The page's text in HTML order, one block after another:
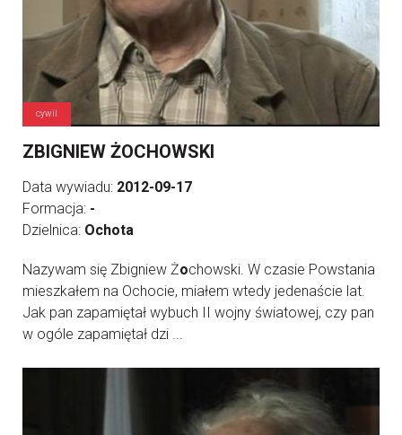
cywil
ZBIGNIEW ŻOCHOWSKI
Data wywiadu: 2012-09-17
Formacja: -
Dzielnica: Ochota
Nazywam się Zbigniew Żochowski. W czasie Powstania
mieszkałem na Ochocie, miałem wtedy jedenaście lat.
Jak pan zapamiętał wybuch II wojny światowej, czy pan
w ogóle zapamiętał dzi ...